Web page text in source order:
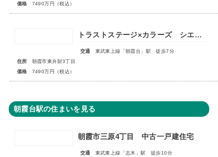
価格
7490万円（税込）
トラストステージ×カラーズ シエルヴィラ朝霞市東弁財3丁目3期 ★限定1棟 販売開始★
交通
東武東上線「朝霞台」駅 徒歩7分
住所
朝霞市東弁財3丁目
価格
7490万円（税込）
朝霞台駅の住まいを見る
朝霞市三原4丁目 中古一戸建住宅
交通
東武東上線「志木」駅 徒歩10分